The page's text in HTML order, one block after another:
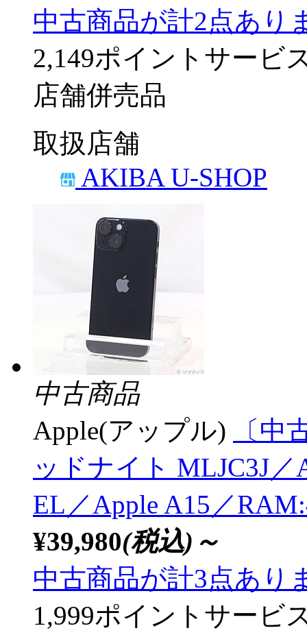
中古商品が計2点あり
2,149ポイントサービ
店舗併売品
取扱店舗
AKIBA U-SHOP
中古商品
Apple(アップル)
〔中
ッドナイト MLJC3J
EL／Apple A15／
¥39,980(税込)～
中古商品が計3点あり
1,999ポイントサービ